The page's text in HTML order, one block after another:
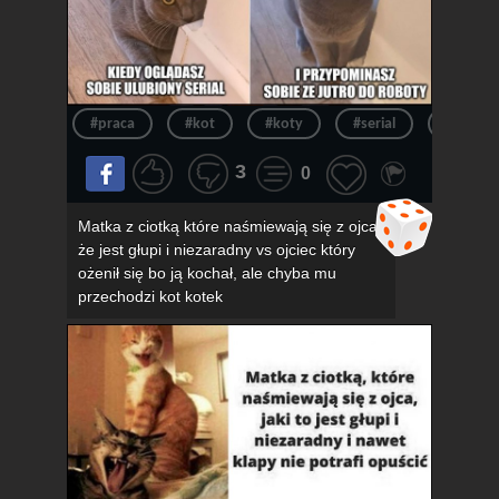
#praca #kot #koty #serial
3 0
Matka z ciotką które naśmiewają się z ojca,
że jest głupi i niezaradny vs ojciec który
ożenił się bo ją kochał, ale chyba mu
przechodzi kot kotek